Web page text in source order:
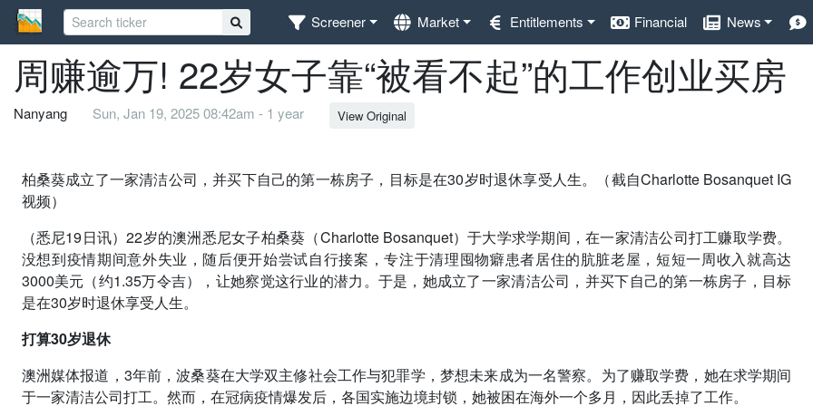
Screener Market Entitlements Financial News
周赚逾万! 22岁女子靠“被看不起”的工作创业买房
Nanyang Sun, Jan 19, 2025 08:42am - 1 year View Original
柏桑葵成立了一家清洁公司，并买下自己的第一栋房子，目标是在30岁时退休享受人生。（截自Charlotte Bosanquet IG
视频）
（悉尼19日讯）22岁的澳洲悉尼女子柏桑葵（Charlotte Bosanquet）于大学求学期间，在一家清洁公司打工赚取学费。
没想到疫情期间意外失业，随后便开始尝试自行接案，专注于清理囤物癖患者居住的肮脏老屋，短短一周收入就高达
3000美元（约1.35万令吉），让她察觉这行业的潜力。于是，她成立了一家清洁公司，并买下自己的第一栋房子，目标
是在30岁时退休享受人生。
打算30岁退休
澳洲媒体报道，3年前，波桑葵在大学双主修社会工作与犯罪学，梦想未来成为一名警察。为了赚取学费，她在求学期间
于一家清洁公司打工。然而，在冠病疫情爆发后，各国实施边境封锁，她被困在海外一个多月，因此丢掉了工作。